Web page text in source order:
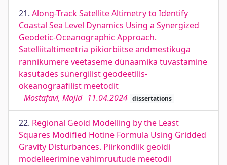
21. Along-Track Satellite Altimetry to Identify
Coastal Sea Level Dynamics Using a Synergized
Geodetic-Oceanographic Approach.
Satelliitaltimeetria pikiorbiitse andmestikuga
rannikumere veetaseme dünaamika tuvastamine
kasutades sünergilist geodeetilis-
okeanograafilist meetodit
Mostafavi, Majid 11.04.2024 dissertations
22. Regional Geoid Modelling by the Least
Squares Modified Hotine Formula Using Gridded
Gravity Disturbances. Piirkondlik geoidi
modelleerimine vähimruutude meetodil